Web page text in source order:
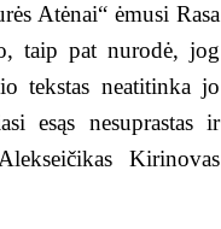
Atėnai“ ėmusi Rasa
taip pat nurodė, jog
tekstas neatitinka jo
esąs nesuprastas ir
Kirinovas